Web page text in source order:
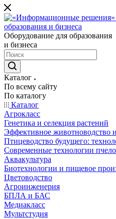
Оборудование для образования
и бизнеса
Каталог
По всему сайту
По каталогу
Каталог
Агрокласс
Генетика и селекция растений
Эффективное животноводство
Птицеводство будущего:
Современные технологии
Аквакультура
Биотехнологии и пищевое
Цветоводство
Агроинженерия
БПЛА и БАС
Медиакласс
Мультстудия